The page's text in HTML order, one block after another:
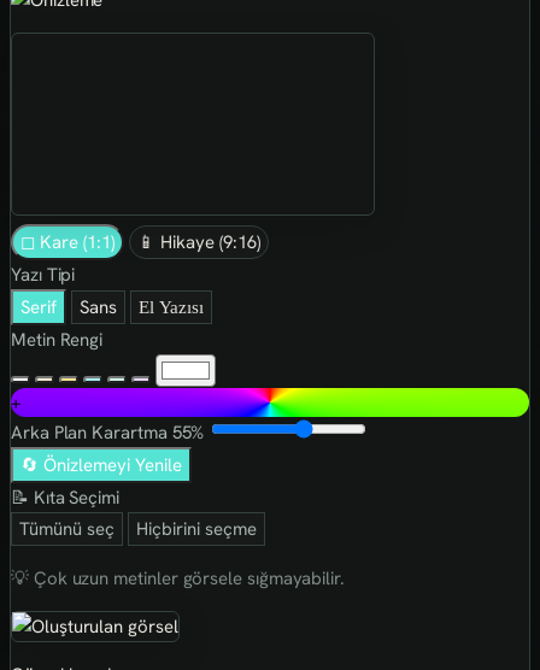
◻ Kare (1:1)
📱 Hikaye (9:16)
Yazı Tipi
Serif
Sans El Yazısı
Metin Rengi
+
Arka Plan Karartma 55%
🔄 Önizlemeyi Yenile
📝 Kıta Seçimi
Tümünü seç
Hiçbirini seçme
💡 Çok uzun metinler görsele sığmayabilir.